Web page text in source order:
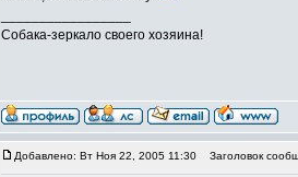
Собака-зеркало своего хозяина!
Добавлено: Вт Ноя 22, 2005 11:30 Заголовок